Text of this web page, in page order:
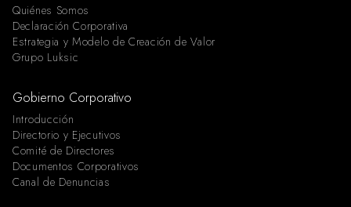
Quiénes Somos
Declaración Corporativa
Estrategia y Modelo de Creación de Valor
Grupo Luksic
Gobierno Corporativo
Introducción
Directorio y Ejecutivos
Comité de Directores
Documentos Corporativos
Canal de Denuncias